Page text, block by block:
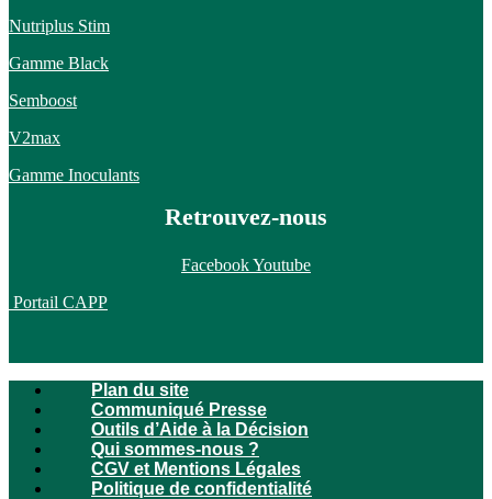
Nutriplus Stim
Gamme Black
Semboost
V2max
Gamme Inoculants
Retrouvez-nous
FacebookYoutube
Portail CAPP
Plan du site
Communiqué Presse
Outils d’Aide à la Décision
Qui sommes-nous ?
CGV et Mentions Légales
Politique de confidentialité